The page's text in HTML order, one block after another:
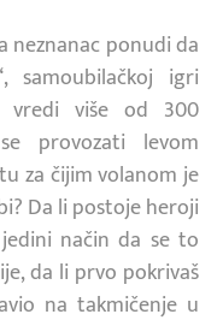
neznanac ponudi da
samoubilačkoj igri
vredi više od 300
provozati levom
za čijim volanom je
Da li postoje heroji
način da se to
da li prvo pokrivaš
na takmičenje u